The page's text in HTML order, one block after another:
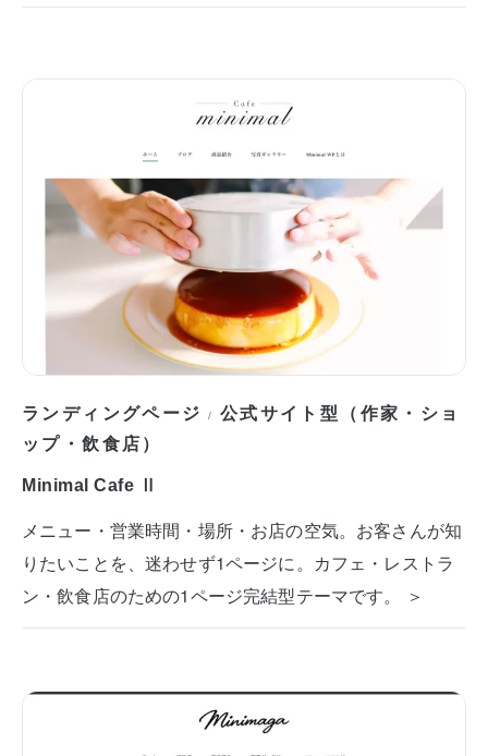
ランディングページ / 公式サイト型（作家・ショ
ップ・飲食店）
Minimal Cafe Ⅱ
メニュー・営業時間・場所・お店の空気。お客さんが知
りたいことを、迷わせず1ページに。カフェ・レストラ
ン・飲食店のための1ページ完結型テーマです。 ＞